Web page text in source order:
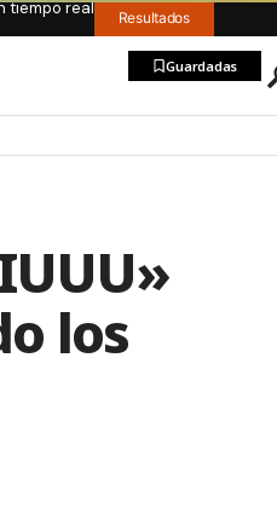
tiempo real Resultados
Guardadas
los